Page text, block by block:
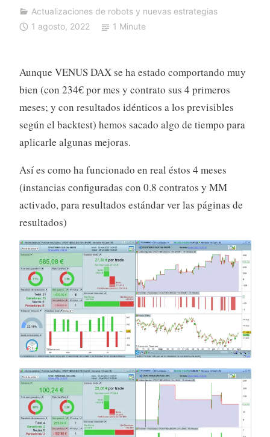
A
u
T
r
a
n
Actualizaciones de robots y nuevas estrategias
1 agosto, 2022
1 Minute
Aunque VENUS DAX se ha estado comportando muy
bien (con 234€ por mes y contrato sus 4 primeros
meses; y con resultados idénticos a los previsibles
según el backtest) hemos sacado algo de tiempo para
aplicarle algunas mejoras.
Así es como ha funcionado en real éstos 4 meses
(instancias configuradas con 0.8 contratos y MM
activado, para resultados estándar ver las páginas de
resultados)